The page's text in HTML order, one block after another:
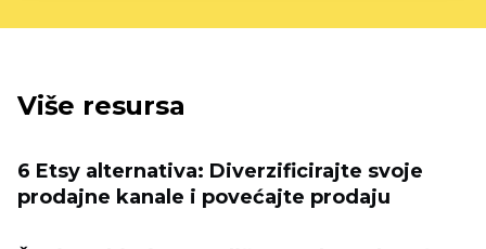
Više resursa
6 Etsy alternativa: Diverzificirajte svoje
prodajne kanale i povećajte prodaju